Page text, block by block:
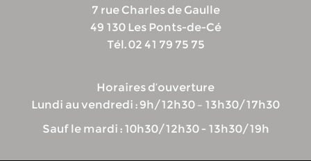
7 rue Charles de Gaulle
49 130 Les Ponts-de-Cé
Tél. 02 41 79 75 75
Horaires d’ouverture
Lundi au vendredi : 9h/12h30 – 13h30/17h30
Sauf le mardi : 10h30/12h30 - 13h30/19h